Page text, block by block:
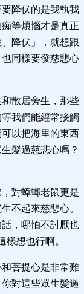
降伏的是我執我
等煩惱才是真正
降伏」，就想跟
同樣要發慈悲心
散居旁生，那些
我們能經常接觸
以把海里的東西
髮過慈悲心嗎？
對蟑螂老鼠更是
不起來慈悲心。
，哪怕不討厭也
想也行啊。
菩提心是非常難
對這些眾生髮過